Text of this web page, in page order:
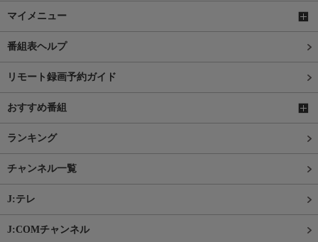
マイメニュー
番組表ヘルプ
リモート録画予約ガイド
おすすめ番組
ランキング
チャンネル一覧
J:テレ
J:COMチャンネル